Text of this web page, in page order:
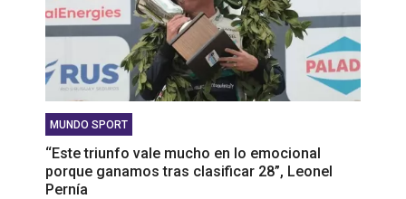
MUNDO SPORT
‘‘Este triunfo vale mucho en lo emocional
porque ganamos tras clasificar 28”, Leonel
Pernía